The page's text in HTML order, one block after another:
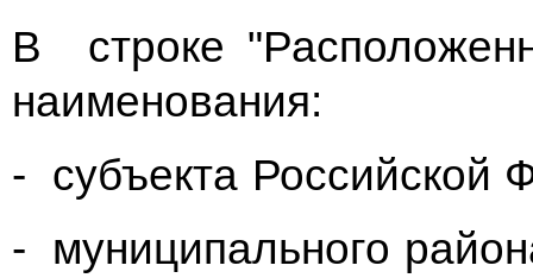
В строке
наименования:
- субъекта Российской
- муниципального